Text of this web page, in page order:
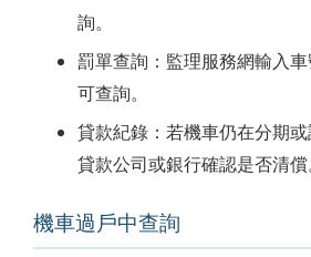
詢。
罰單查詢：監理服務網輸入
可查詢。
貸款紀錄：若機車仍在分期
貸款公司或銀行確認是否清償
機車過戶中查詢